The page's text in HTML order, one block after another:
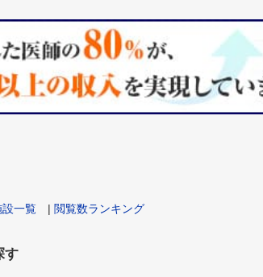
一覧 | 閲覧数ランキング
す